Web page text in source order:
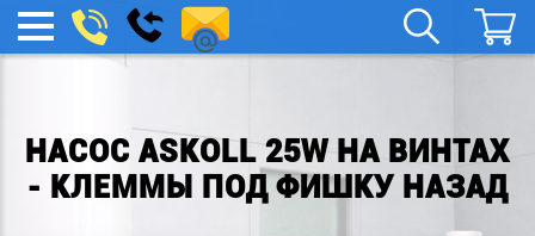
МЕНЮ
boylera@yandex.ru
Заказать
звонок
НАСОС ASKOLL 25W НА ВИНТАХ
- КЛЕММЫ ПОД ФИШКУ НАЗАД